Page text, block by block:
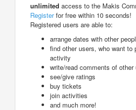
unlimited access to the Makis
Registerfor free within 10 seconds!
Registered users are able to:
arrange dates with other
find other users, who want to
activity
write/read comments of other
see/give ratings
buy tickets
join activities
and much more!